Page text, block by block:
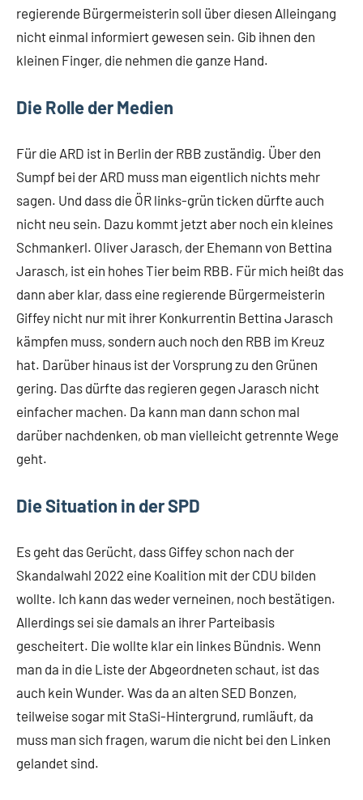
regierende Bürgermeisterin soll über diesen Alleingang
nicht einmal informiert gewesen sein. Gib ihnen den
kleinen Finger, die nehmen die ganze Hand.
Die Rolle der Medien
Für die ARD ist in Berlin der RBB zuständig. Über den
Sumpf bei der ARD muss man eigentlich nichts mehr
sagen. Und dass die ÖR links-grün ticken dürfte auch
nicht neu sein. Dazu kommt jetzt aber noch ein kleines
Schmankerl. Oliver Jarasch, der Ehemann von Bettina
Jarasch, ist ein hohes Tier beim RBB. Für mich heißt das
dann aber klar, dass eine regierende Bürgermeisterin
Giffey nicht nur mit ihrer Konkurrentin Bettina Jarasch
kämpfen muss, sondern auch noch den RBB im Kreuz
hat. Darüber hinaus ist der Vorsprung zu den Grünen
gering. Das dürfte das regieren gegen Jarasch nicht
einfacher machen. Da kann man dann schon mal
darüber nachdenken, ob man vielleicht getrennte Wege
geht.
Die Situation in der SPD
Es geht das Gerücht, dass Giffey schon nach der
Skandalwahl 2022 eine Koalition mit der CDU bilden
wollte. Ich kann das weder verneinen, noch bestätigen.
Allerdings sei sie damals an ihrer Parteibasis
gescheitert. Die wollte klar ein linkes Bündnis. Wenn
man da in die Liste der Abgeordneten schaut, ist das
auch kein Wunder. Was da an alten SED Bonzen,
teilweise sogar mit StaSi-Hintergrund, rumläuft, da
muss man sich fragen, warum die nicht bei den Linken
gelandet sind.